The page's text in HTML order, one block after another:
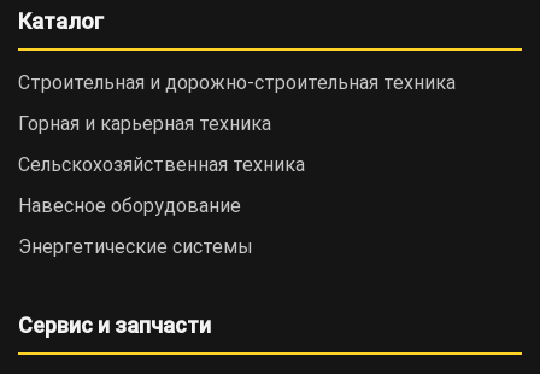
Каталог
Строительная и дорожно-cтроительная техника
Горная и карьерная техника
Сельскохозяйственная техника
Навесное оборудование
Энергетические системы
Сервис и запчасти